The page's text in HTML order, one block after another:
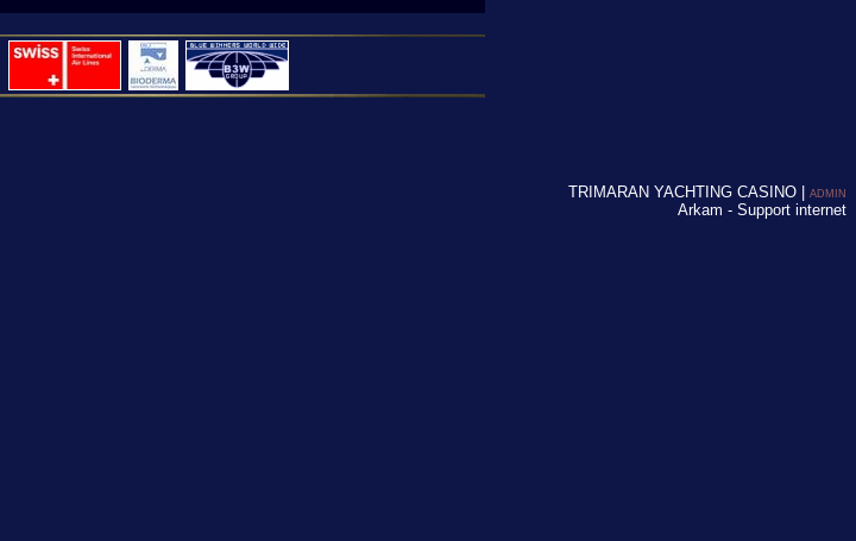
TRIMARAN YACHTING CASINO | ADMIN
Arkam - Support internet